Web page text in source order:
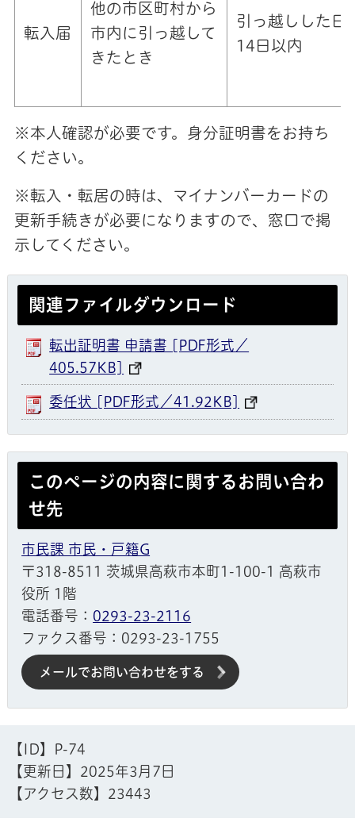
転入届
他の市区町村から
市内に引っ越して
きたとき
引っ越しした日
14日以内
※本人確認が必要です。身分証明書をお持ち
ください。
※転入・転居の時は、マイナンバーカードの
更新手続きが必要になりますので、窓口で掲
示してください。
関連ファイルダウンロード
転出証明書 申請書 [PDF形式／
405.57KB]
委任状 [PDF形式／41.92KB]
このページの内容に関するお問い合わ
せ先
市民課 市民・戸籍G
〒318-8511 茨城県高萩市本町1-100-1 高萩市
役所 1階
電話番号： 0293-23-2116
ファクス番号：0293-23-1755
メールでお問い合わせをする
【ID】
P-74
【更新日】 2025年3月7日
【アクセス数】 23443